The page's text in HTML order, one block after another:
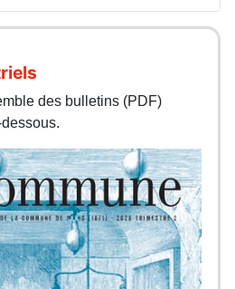
des bulletins (PDF)